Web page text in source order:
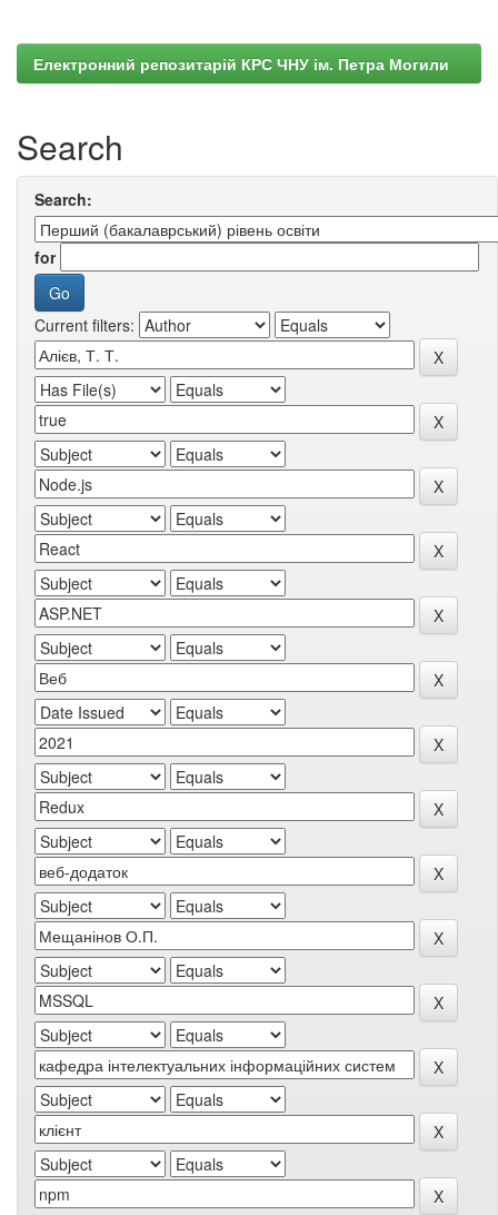
Електронний репозитарій КРС ЧНУ ім. Петра Могили
Search
Search:
for
Current filters: